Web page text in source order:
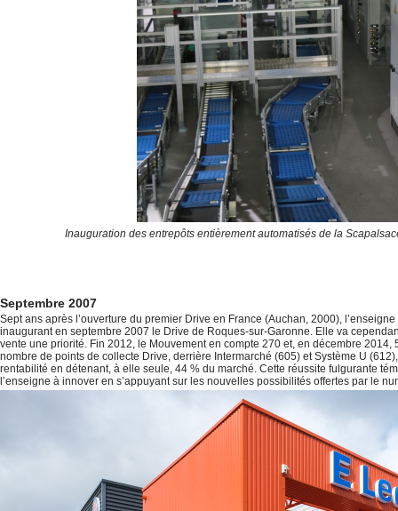
Inauguration des entrepôts entièrement automatisés de la
Septembre 2007
Sept ans après l’ouverture du premier Drive en France (Auchan, 2000),
inaugurant en septembre 2007 le Drive de Roques-sur-Garonne. Elle va
vente une priorité. Fin 2012, le Mouvement en compte 270 et, en décembre 2014,
nombre de points de collecte Drive, derrière Intermarché (605) et Système U
rentabilité en détenant, à elle seule, 44 % du marché. Cette réussite fulgurante
l’enseigne à innover en s’appuyant sur les nouvelles possibilités offertes par le